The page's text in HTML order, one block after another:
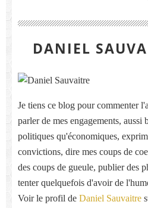
DANIEL
Je tiens ce blog pour commenter
parler de mes engagements, aussi
politiques qu'économiques,
convictions, dire mes coups de
des coups de gueule, publier des
tenter quelquefois d'avoir de
Voir le profil de Daniel Sauvaitre